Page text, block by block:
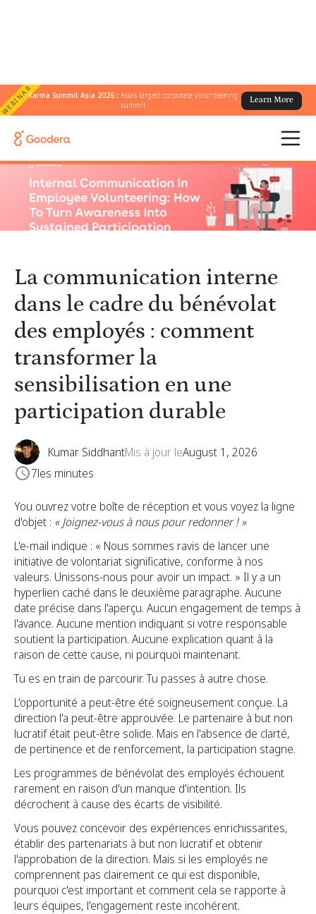
WEBINARKarma Summit Asia 2026 :Asia's largest corporate volunteering
summit
Learn More
← Tous les blogs
employés : comment transformer la sensibilisation en une
participation durable
La communication interne
dans le cadre du bénévolat
des employés : comment
transformer la
sensibilisation en une
participation durable
Kumar SiddhantMis à jour leAugust 1, 2026
7les minutes
You ouvrez votre boîte de réception et vous voyez la ligne
d'objet : « Joignez-vous à nous pour redonner ! »
L'e-mail indique : « Nous sommes ravis de lancer une
initiative de volontariat significative, conforme à nos
valeurs. Unissons-nous pour avoir un impact. » Il y a un
hyperlien caché dans le deuxième paragraphe. Aucune
date précise dans l'aperçu. Aucun engagement de temps à
l'avance. Aucune mention indiquant si votre responsable
soutient la participation. Aucune explication quant à la
raison de cette cause, ni pourquoi maintenant.
Tu es en train de parcourir. Tu passes à autre chose.
L'opportunité a peut-être été soigneusement conçue. La
direction l'a peut-être approuvée. Le partenaire à but non
lucratif était peut-être solide. Mais en l'absence de clarté,
de pertinence et de renforcement, la participation stagne.
Les programmes de bénévolat des employés échouent
rarement en raison d'un manque d'intention. Ils
décrochent à cause des écarts de visibilité.
Vous pouvez concevoir des expériences enrichissantes,
établir des partenariats à but non lucratif et obtenir
l'approbation de la direction. Mais si les employés ne
comprennent pas clairement ce qui est disponible,
pourquoi c'est important et comment cela se rapporte à
leurs équipes, l'engagement reste incohérent.